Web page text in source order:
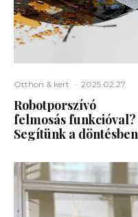
Otthon & kert · 2025.02.27.
Robotporszívó
felmosás funkcióval?
Segítünk a döntésben